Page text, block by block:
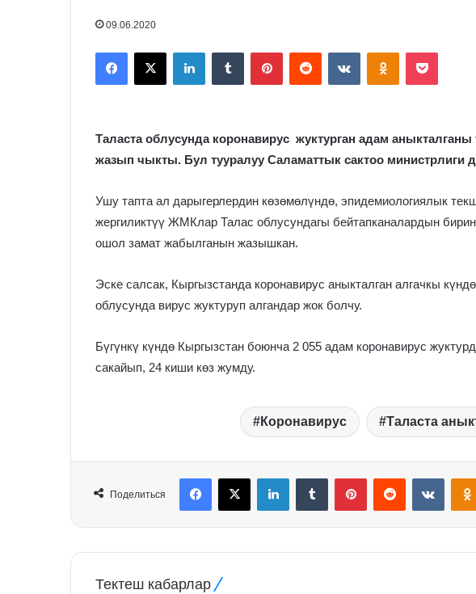
09.06.2020
FacebookX LinkedInTumblr PinterestReddit VKontakteOdnoklassniki
Pocket
Таласта облусунда коронавирус жуктурган адам
жазып чыкты. Бул тууралуу Саламаттык сактоо министрлиги
Ушу тапта ал дарыгерлердин көзөмөлүндө, эпидемиологиялык
жергиликтүү ЖМКлар Талас облусундагы бейтапканалардын
ошол замат жабылганын жазышкан.
Эске салсак, Кыргызстанда коронавирус аныкталган алгачкы
облусунда вирус жуктуруп алгандар жок болчу.
Бүгүнкү күндө Кыргызстан боюнча 2 055 адам коронавирус
сакайып, 24 киши көз жумду.
Коронавирус Таласта
Поделиться
FacebookX LinkedInTumblr PinterestReddit
Тектеш кабарлар